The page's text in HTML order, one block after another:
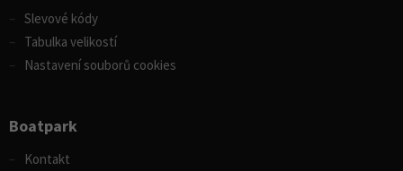
Slevové kódy
Tabulka velikostí
Nastavení souborů cookies
Boatpark
Kontakt